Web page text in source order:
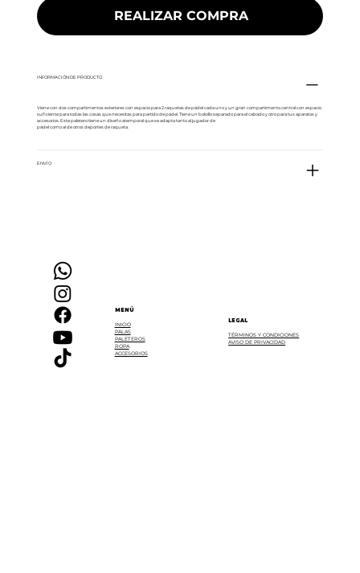
REALIZAR COMPRA
INFORMACIÓN DE PRODUCTO
Viene con dos compartimentos exteriores con espacio para 2 raquetas de pádel cada uno y un gran compartimento central con espacio
suficiente para todas las cosas que necesitas para partido de pádel. Tiene un bolsillo separado para el calzado y otro para tus aparatos y
accesorios. Este paletero tiene un diseño atemporal que se adapta tanto al jugador de
pádel como al de otros deportes de raqueta.
ENVÍO
MENÚ
INICIO
PALAS
PALETEROS
ROPA
ACCESORIOS
LEGAL
TÉRMINOS Y CONDICIONES
AVISO DE PRIVACIDAD